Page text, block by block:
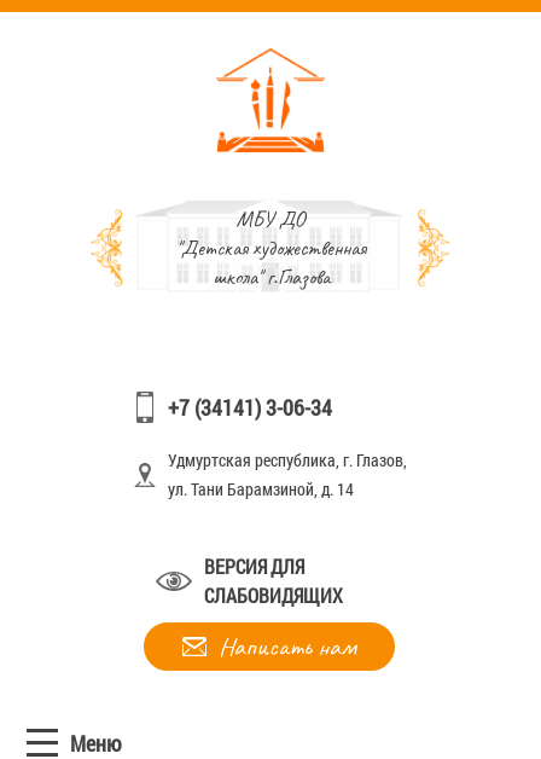
МБУ ДО
"Детская художественная
школа" г.Глазова
+7 (34141) 3-06-34
Удмуртская республика, г. Глазов,
ул. Тани Барамзиной, д. 14
ВЕРСИЯ ДЛЯ
СЛАБОВИДЯЩИХ
Написать нам
Меню